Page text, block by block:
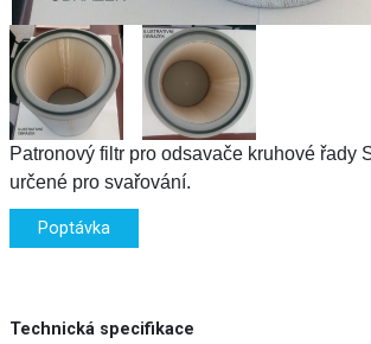
Patronový filtr pro odsavače kruhové řady
určené pro svařování.
Poptávka
Technická specifikace